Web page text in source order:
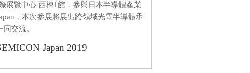
展覽中心 西棟1館，參與日本半導體產業
，本次參展將展出跨領域光電半導體承
交流。